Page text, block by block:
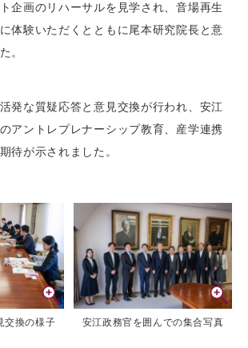
企画のリハーサルを見学され、音場再生
体験いただくとともに尾本研究院長と意
。
発な質疑応答と意⾒交換が⾏われ、安江
アントレプレナーシップ教育、産学連携
待が⽰されました。
交換の様子 安江政務官を囲んでの集合写真